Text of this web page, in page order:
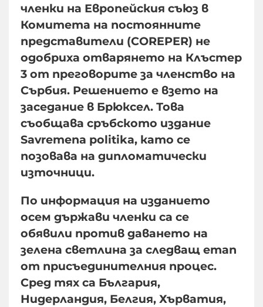
членки на Европейския съюз в
Комитета на постоянните
представители (COREPER) не
одобриха отварянето на Клъстер
3 от преговорите за членство на
Сърбия. Решението е взето на
заседание в Брюксел. Това
съобщава сръбското издание
Savremena politika, като се
позовава на дипломатически
източници.
По информация на изданието
осем държави членки са се
обявили против даването на
зелена светлина за следващ етап
от присъединителния процес.
Сред тях са България,
Нидерландия, Белгия, Хърватия,